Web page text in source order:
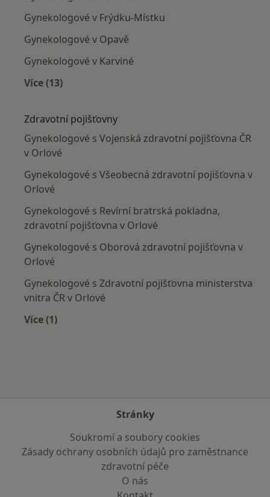
Gynekologové v Frýdku-Místku
Gynekologové v Opavě
Gynekologové v Karviné
Více (13)
Zdravotní pojišťovny
Gynekologové s Vojenská zdravotní pojišťovna ČR
v Orlové
Gynekologové s Všeobecná zdravotní pojišťovna v
Orlové
Gynekologové s Revírní bratrská pokladna,
zdravotní pojišťovna v Orlové
Gynekologové s Oborová zdravotní pojišťovna v
Orlové
Gynekologové s Zdravotní pojišťovna ministerstva
vnitra ČR v Orlové
Více (1)
Stránky
Soukromí a soubory cookies
Zásady ochrany osobních údajů pro zaměstnance
zdravotní péče
O nás